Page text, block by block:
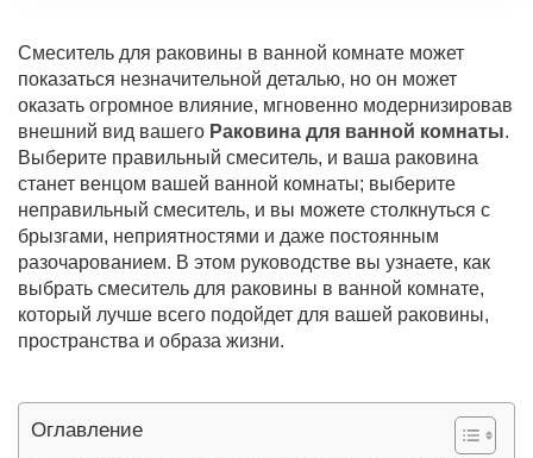
Смеситель для раковины в ванной комнате может
показаться незначительной деталью, но он может
оказать огромное влияние, мгновенно модернизировав
внешний вид вашего Раковина для ванной комнаты.
Выберите правильный смеситель, и ваша раковина
станет венцом вашей ванной комнаты; выберите
неправильный смеситель, и вы можете столкнуться с
брызгами, неприятностями и даже постоянным
разочарованием. В этом руководстве вы узнаете, как
выбрать смеситель для раковины в ванной комнате,
который лучше всего подойдет для вашей раковины,
пространства и образа жизни.
Оглавление